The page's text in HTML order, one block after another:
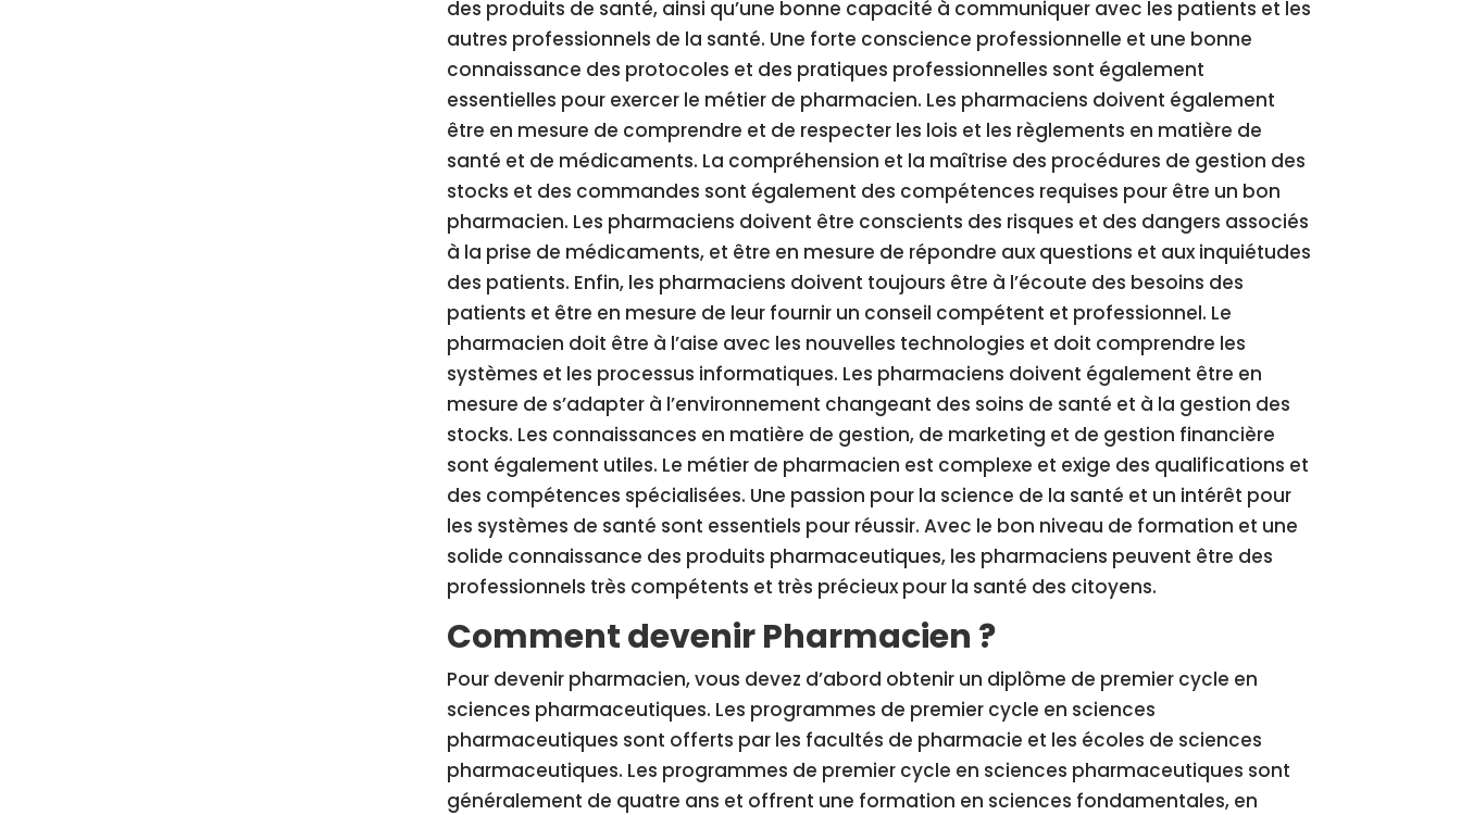
des produits de santé, ainsi qu’une bonne capacité à communiquer avec les patients et les
autres professionnels de la santé. Une forte conscience professionnelle et une bonne
connaissance des protocoles et des pratiques professionnelles sont également
essentielles pour exercer le métier de pharmacien. Les pharmaciens doivent également
être en mesure de comprendre et de respecter les lois et les règlements en matière de
santé et de médicaments. La compréhension et la maîtrise des procédures de gestion des
stocks et des commandes sont également des compétences requises pour être un bon
pharmacien. Les pharmaciens doivent être conscients des risques et des dangers associés
à la prise de médicaments, et être en mesure de répondre aux questions et aux inquiétudes
des patients. Enfin, les pharmaciens doivent toujours être à l’écoute des besoins des
patients et être en mesure de leur fournir un conseil compétent et professionnel. Le
pharmacien doit être à l’aise avec les nouvelles technologies et doit comprendre les
systèmes et les processus informatiques. Les pharmaciens doivent également être en
mesure de s’adapter à l’environnement changeant des soins de santé et à la gestion des
stocks. Les connaissances en matière de gestion, de marketing et de gestion financière
sont également utiles. Le métier de pharmacien est complexe et exige des qualifications et
des compétences spécialisées. Une passion pour la science de la santé et un intérêt pour
les systèmes de santé sont essentiels pour réussir. Avec le bon niveau de formation et une
solide connaissance des produits pharmaceutiques, les pharmaciens peuvent être des
professionnels très compétents et très précieux pour la santé des citoyens.
Comment devenir Pharmacien ?
Pour devenir pharmacien, vous devez d’abord obtenir un diplôme de premier cycle en
sciences pharmaceutiques. Les programmes de premier cycle en sciences
pharmaceutiques sont offerts par les facultés de pharmacie et les écoles de sciences
pharmaceutiques. Les programmes de premier cycle en sciences pharmaceutiques sont
généralement de quatre ans et offrent une formation en sciences fondamentales, en